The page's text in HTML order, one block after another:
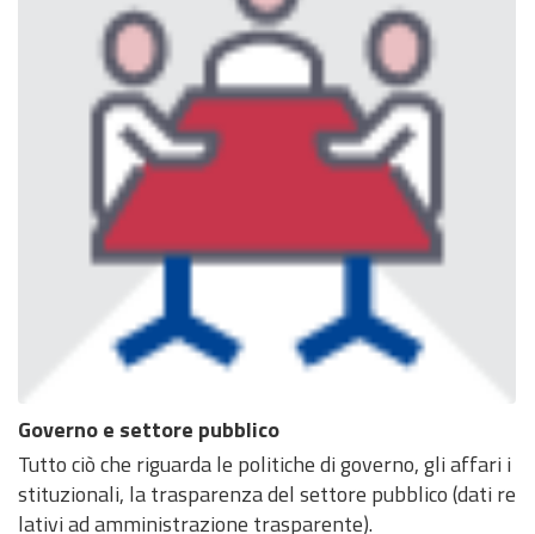
Governo e settore pubblico
Tutto ciò che riguarda le politiche di governo, gli affari i
stituzionali, la trasparenza del settore pubblico (dati re
lativi ad amministrazione trasparente).